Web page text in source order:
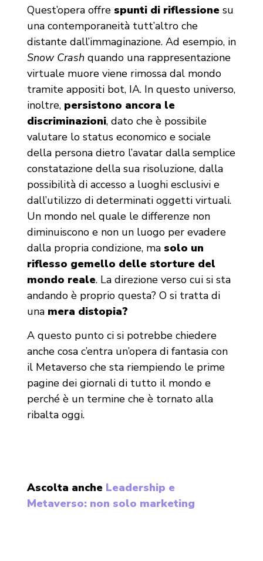
Quest’opera offre spunti di riflessionesu
una contemporaneità tutt’altro che
distante dall’immaginazione. Ad esempio, in
Snow Crash quando una rappresentazione
virtuale muore viene rimossa dal mondo
tramite appositi bot, IA. In questo universo,
inoltre, persistono ancora le
discriminazioni, dato che è possibile
valutare lo status economico e sociale
della persona dietro l’avatar dalla semplice
constatazione della sua risoluzione, dalla
possibilità di accesso a luoghi esclusivi e
dall’utilizzo di determinati oggetti virtuali.
Un mondo nel quale le differenze non
diminuiscono e non un luogo per evadere
dalla propria condizione, ma solo un
riflesso gemello delle storture del
mondo reale. La direzione verso cui si sta
andando è proprio questa? O si tratta di
una mera distopia?
A questo punto ci si potrebbe chiedere
anche cosa c’entra un’opera di fantasia con
il Metaverso che sta riempiendo le prime
pagine dei giornali di tutto il mondo e
perché è un termine che è tornato alla
ribalta oggi.
Ascolta anche Leadership e
Metaverso: non solo marketing